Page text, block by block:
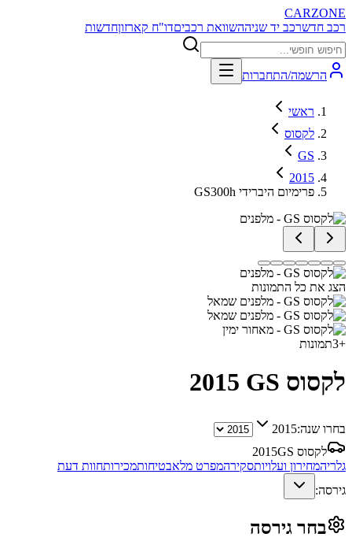
CARZONE
רכב חדשרכב יד שניההשוואת רכביםדו"ח קארזוןחדשות
הרשמה/התחברות
ראשי
לקסוס
GS
2015
GS300h פרימיום היברידי
הצג את כל התמונות
+
3תמונות
לקסוס GS 2015
בחרו שנה:2015
לקסוס GS
2015
גלריהמחירון ועלויותסקירהמפרט מלאבטיחותמכירותחוות דעת
גירסה:
בחר גירסה